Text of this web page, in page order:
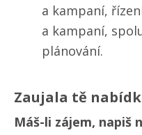
a kampaní,
a kampaní,
plánování.
Zaujala tě
Máš-li zájem, napiš